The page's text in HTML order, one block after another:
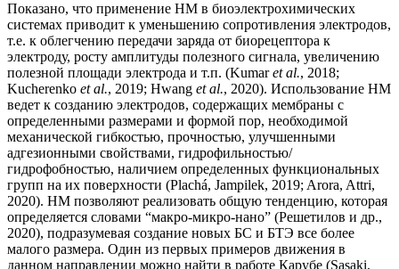
Показано, что применение НМ в биоэлектрохимических
системах приводит к уменьшению сопротивления электродов,
т.е. к облегчению передачи заряда от биорецептора к
электроду, росту амплитуды полезного сигнала, увеличению
полезной площади электрода и т.п. (Kumaret al., 2018;
Kucherenko et al., 2019; Hwang et al., 2020). Использование НМ
ведет к созданию электродов, содержащих мембраны с
определенными размерами и формой пор, необходимой
механической гибкостью, прочностью, улучшенными
адгезионными свойствами, гидрофильностью/
гидрофобностью, наличием определенных функциональных
групп на их поверхности (Plachá, Jampilek, 2019; Arora, Attri,
2020). НМ позволяют реализовать общую тенденцию, которая
определяется словами “макро-микро-нано” (Решетилов и др.,
2020), подразумевая создание новых БС и БТЭ все более
малого размера. Один из первых примеров движения в
данном направлении можно найти в работе Карубе (Sasaki,